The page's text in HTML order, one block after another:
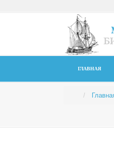
ГЛАВНАЯ